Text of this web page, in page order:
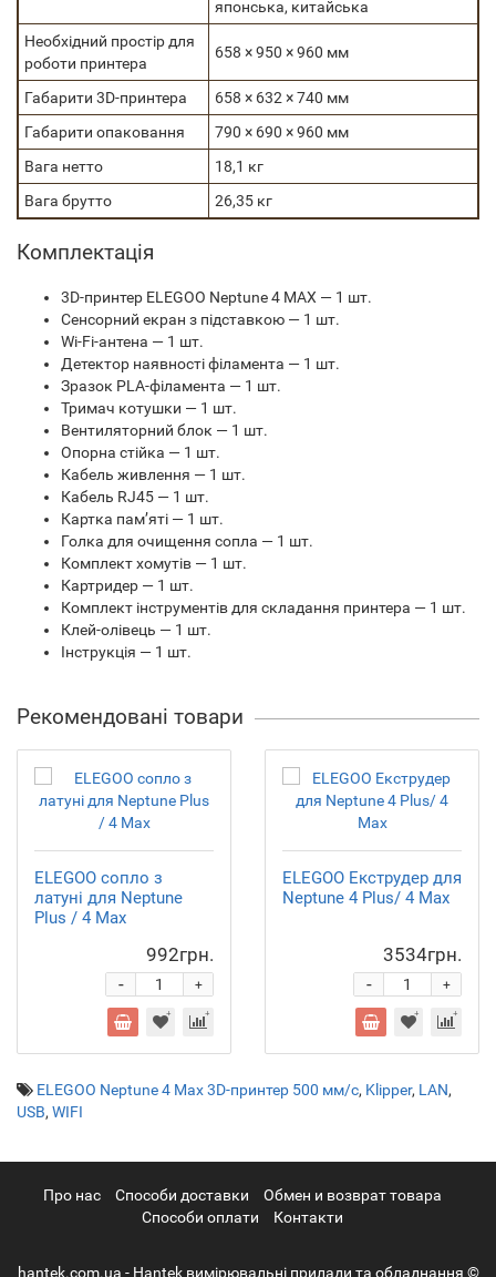
японська, китайська
Необхідний простір для
роботи принтера
658 × 950 × 960 мм
Габарити 3D-принтера
658 × 632 × 740 мм
Габарити опаковання
790 × 690 × 960 мм
Вага нетто
18,1 кг
Вага брутто
26,35 кг
Комплектація
3D-принтер ELEGOO Neptune 4 МАХ — 1 шт.
Сенсорний екран з підставкою — 1 шт.
Wi-Fi-антена — 1 шт.
Детектор наявності філамента — 1 шт.
Зразок PLA-філамента — 1 шт.
Тримач котушки — 1 шт.
Вентиляторний блок — 1 шт.
Опорна стійка — 1 шт.
Кабель живлення — 1 шт.
Кабель RJ45 — 1 шт.
Картка пам’яті — 1 шт.
Голка для очищення сопла — 1 шт.
Комплект хомутів — 1 шт.
Картридер — 1 шт.
Комплект інструментів для складання принтера — 1 шт.
Клей-олівець — 1 шт.
Інструкція — 1 шт.
Рекомендовані товари
ELEGOO сопло з
латуні для Neptune
Plus / 4 Max
992грн.
+
-
ELEGOO Екструдер для
Neptune 4 Plus/ 4 Max
3534грн.
+
-
ELEGOO Neptune 4 Max 3D-принтер 500 мм/с, Klipper, LAN,
USB, WIFI
Про нас Cпособи доставки
Обмен и возврат товара
Способи оплати
Контакти
hantek.com.ua - Hantek вимірювальні прилади та обладнання ©